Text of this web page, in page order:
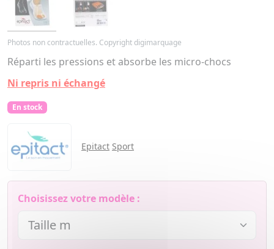
Photos non contractuelles. Copyright digimarquage
Réparti les pressions et absorbe les micro-chocs
Ni repris ni échangé
En stock
Epitact Sport
Choisissez votre modèle :